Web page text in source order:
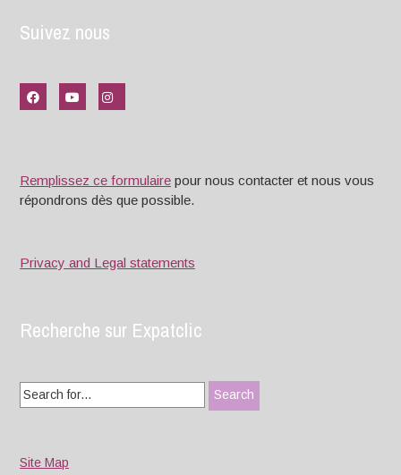
Suivez nous
Remplissez ce formulaire pour nous contacter et nous vous
répondrons dès que possible.
Privacy and Legal statements
Recherche sur Expatclic
Search
for:
Site Map